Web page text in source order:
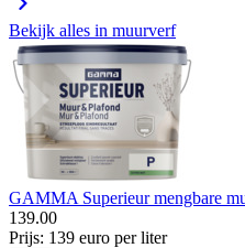
Bekijk alles in muurverf
GAMMA Superieur mengbare
139.00
Prijs: 139 euro per liter